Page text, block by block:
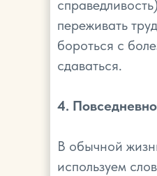
переживать
бороться с
сдаваться.
4.
В обычной
используем